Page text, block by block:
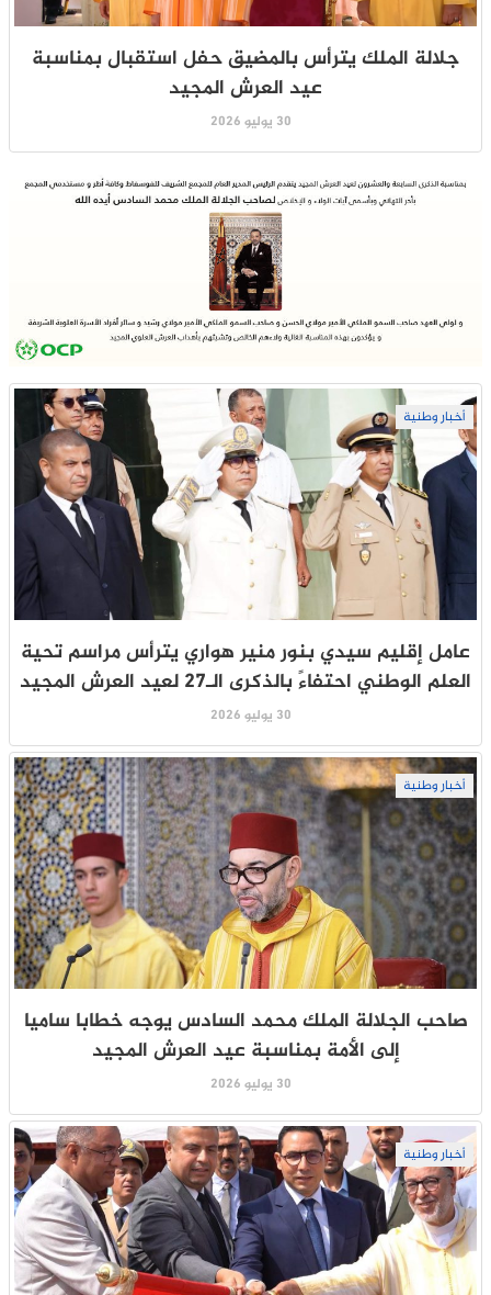
جلالة الملك يترأس بالمضيق حفل استقبال بمناسبة
عيد العرش المجيد
30 يوليو 2026
أخبار وطنية
عامل إقليم سيدي بنور منير هواري يترأس مراسم تحية
العلم الوطني احتفاءً بالذكرى الـ27 لعيد العرش المجيد
30 يوليو 2026
أخبار وطنية
صاحب الجلالة الملك محمد السادس يوجه خطابا ساميا
إلى الأمة بمناسبة عيد العرش المجيد
30 يوليو 2026
أخبار وطنية